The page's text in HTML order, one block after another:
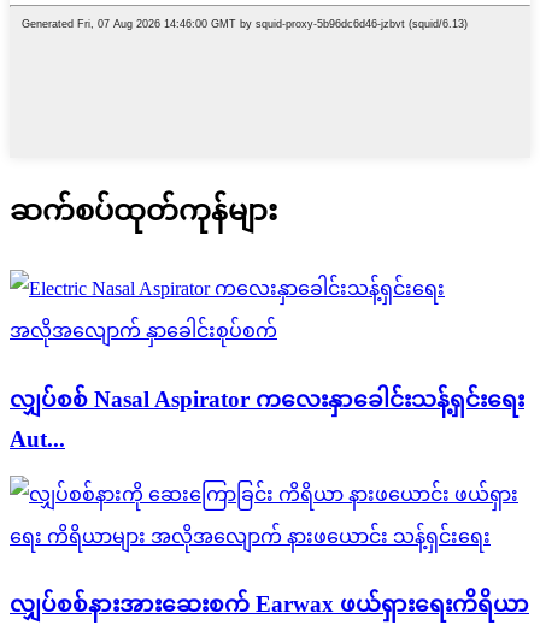
ဆက်စပ်ထုတ်ကုန်များ
လျှပ်စစ် Nasal Aspirator ကလေးနှာခေါင်းသန့်ရှင်းရေး
Aut...
လျှပ်စစ်နားအားဆေးစက် Earwax ဖယ်ရှားရေးကိရိယာ